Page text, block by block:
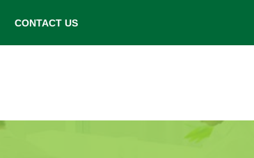
Mon - Saturday: 9.00 am to 6.00 pm.
CONTACT US